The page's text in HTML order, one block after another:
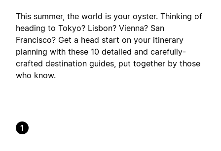
This summer, the world is your oyster. Thinking of
heading to Tokyo? Lisbon? Vienna? San
Francisco? Get a head start on your itinerary
planning with these 10 detailed and carefully-
crafted destination guides, put together by those
who know.
1